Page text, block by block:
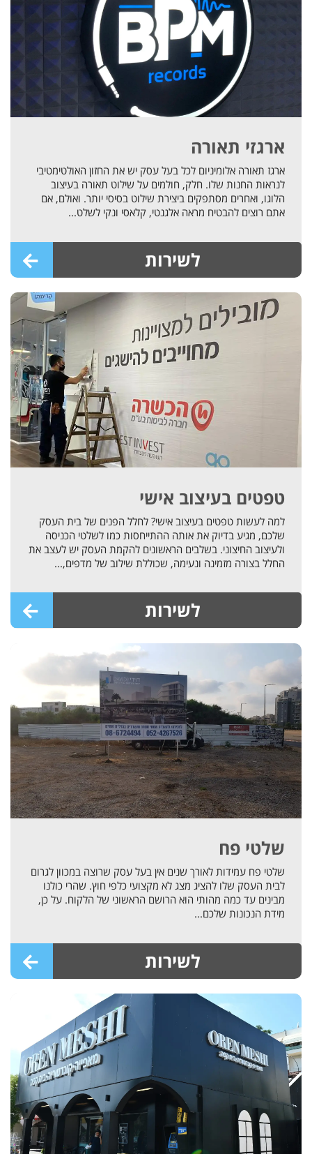
ארגזי תאורה
ארגז תאורה אלומיניום לכל בעל עסק יש את החזון האולטימטיבי
לנראות החנות שלו. חלק, חולמים על שילוט תאורה בעיצוב
הלוגו, ואחרים מסתפקים ביצירת שילוט בסיסי יותר. ואולם, אם
אתם רוצים להבטיח מראה אלגנטי, קלאסי ונקי לשלט...
לשירות
טפטים בעיצוב אישי
למה לעשות טפטים בעיצוב אישי? לחלל הפנים של בית העסק
שלכם, מגיע בדיוק את אותה ההתייחסות כמו לשלטי הכניסה
ולעיצוב החיצוני. בשלבים הראשונים להקמת העסק יש לעצב את
החלל בצורה מזמינה ונעימה, שכוללת שילוב של מדפים,...
לשירות
שלטי פח
שלטי פח עמידות לאורך שנים אין בעל עסק שרוצה במכוון לגרום
לבית העסק שלו להציג מצג לא מקצועי כלפי חוץ. שהרי כולנו
מבינים עד כמה מהותי הוא הרושם הראשוני של הלקוח. על כן,
מידת הנכונות שלכם...
לשירות